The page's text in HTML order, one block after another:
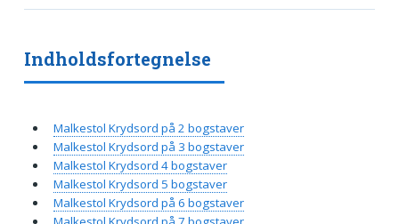
Indholdsfortegnelse
Malkestol Krydsord på 2 bogstaver
Malkestol Krydsord på 3 bogstaver
Malkestol Krydsord 4 bogstaver
Malkestol Krydsord 5 bogstaver
Malkestol Krydsord på 6 bogstaver